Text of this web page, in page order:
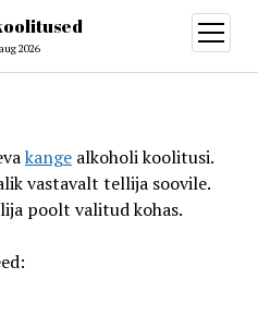
2026
open
menu
kangealkoholi koolitusi.
vastavalt tellija soovile.
poolt valitud kohas.